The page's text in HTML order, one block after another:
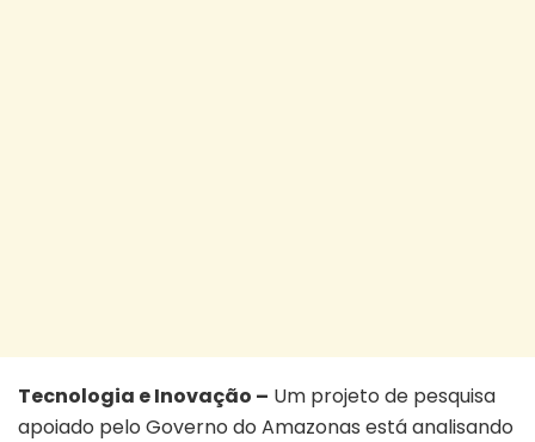
Tecnologia e Inovação – Um projeto de pesquisa
apoiado pelo Governo do Amazonas está analisando